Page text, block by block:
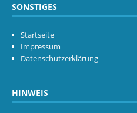
SONSTIGES
Startseite
Impressum
Datenschutzerklärung
HINWEIS